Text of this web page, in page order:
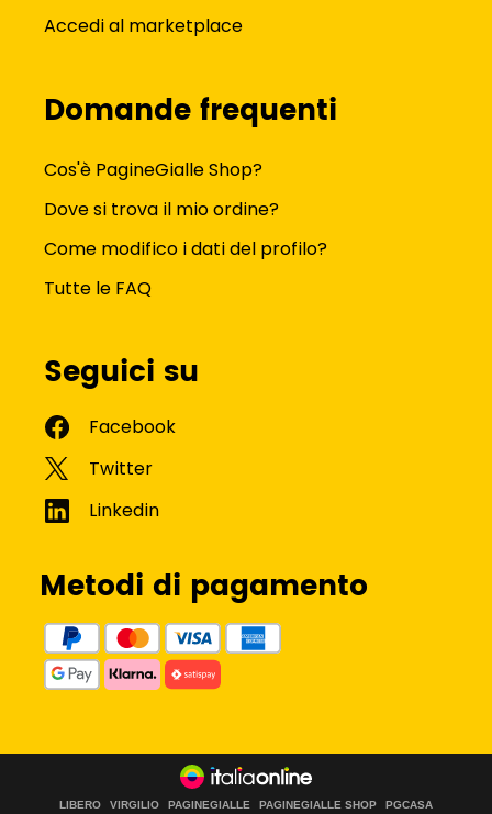
Accedi al marketplace
Domande frequenti
Cos'è PagineGialle Shop?
Dove si trova il mio ordine?
Come modifico i dati del profilo?
Tutte le FAQ
Seguici su
Metodi di pagamento
LIBERO VIRGILIO PAGINEGIALLE PAGINEGIALLE SHOP PGCASA